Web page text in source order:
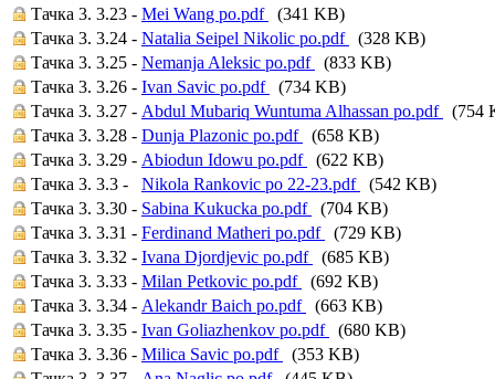
Тачка 3. 3.23 - Mei Wang po.pdf
(341 KB)
Тачка 3. 3.24 - Natalia Seipel Nikolic po.pdf
(328 KB)
Тачка 3. 3.25 - Nemanja Aleksic po.pdf
(833 KB)
Тачка 3. 3.26 - Ivan Savic po.pdf
(734 KB)
Тачка 3. 3.27 - Abdul Mubariq Wuntuma Alhassan po.pdf
(754
Тачка 3. 3.28 - Dunja Plazonic po.pdf
(658 KB)
Тачка 3. 3.29 - Abiodun Idowu po.pdf
(622 KB)
Тачка 3. 3.3 -
Nikola Rankovic po 22-23.pdf
(542 KB)
Тачка 3. 3.30 - Sabina Kukucka po.pdf
(704 KB)
Тачка 3. 3.31 - Ferdinand Matheri po.pdf
(729 KB)
Тачка 3. 3.32 - Ivana Djordjevic po.pdf
(685 KB)
Тачка 3. 3.33 - Milan Petkovic po.pdf
(692 KB)
Тачка 3. 3.34 - Alekandr Baich po.pdf
(663 KB)
Тачка 3. 3.35 - Ivan Goliazhenkov po.pdf
(680 KB)
Тачка 3. 3.36 - Milica Savic po.pdf
(353 KB)